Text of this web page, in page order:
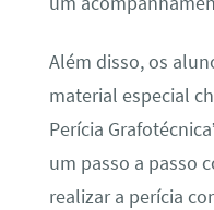
Além disso, os
material especial
Perícia
um passo a passo
realizar a perícia